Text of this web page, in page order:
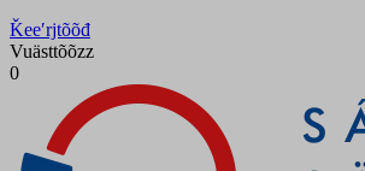
Ǩeeʹrjtõõđ
Vuästtõõzz
0